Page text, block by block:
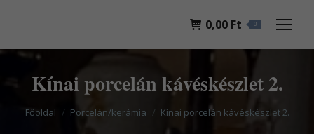
0,00 Ft 0
Kínai porcelán kávéskészlet 2.
You are here:
Főoldal Porcelán/kerámia Kínai porcelán kávéskészlet 2.